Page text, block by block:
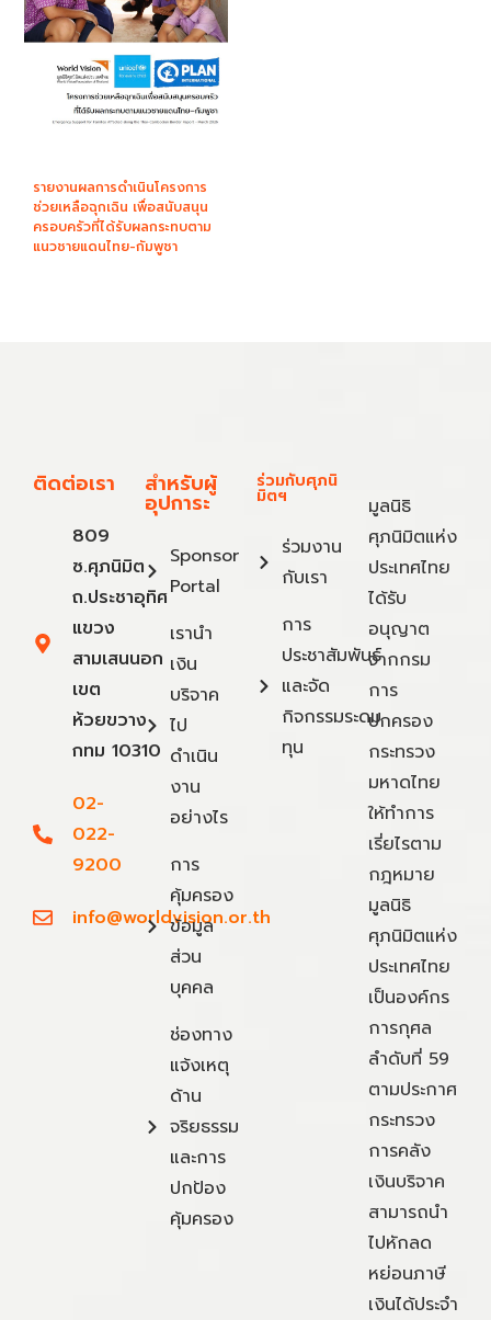
รายงานผลการดำเนินโครงการ
ช่วยเหลือฉุกเฉิน เพื่อสนับสนุน
ครอบครัวที่ได้รับผลกระทบตาม
แนวชายแดนไทย-กัมพูชา
ติดต่อเรา
809
ซ.ศุภนิมิต
ถ.ประชาอุทิศ
แขวง
สามเสนนอก
เขต
ห้วยขวาง
กทม 10310
02-
022-
9200
info@worldvision.or.th
สำหรับผู้
อุปการะ
Sponsor
Portal
เรานำ
เงิน
บริจาค
ไป
ดำเนิน
งาน
อย่างไร
การ
คุ้มครอง
ข้อมูล
ส่วน
บุคคล
ช่องทาง
แจ้งเหตุ
ด้าน
จริยธรรม
และการ
ปกป้อง
คุ้มครอง
ร่วมกับศุภนิ
มิตฯ
ร่วมงาน
กับเรา
การ
ประชาสัมพันธ์
และจัด
กิจกรรมระดม
ทุน
มูลนิธิ
ศุภนิมิตแห่ง
ประเทศไทย
ได้รับ
อนุญาต
จากกรม
การ
ปกครอง
กระทรวง
มหาดไทย
ให้ทำการ
เรี่ยไรตาม
กฎหมาย
มูลนิธิ
ศุภนิมิตแห่ง
ประเทศไทย
เป็นองค์กร
การกุศล
ลำดับที่ 59
ตามประกาศ
กระทรวง
การคลัง
เงินบริจาค
สามารถนำ
ไปหักลด
หย่อนภาษี
เงินได้ประจำ